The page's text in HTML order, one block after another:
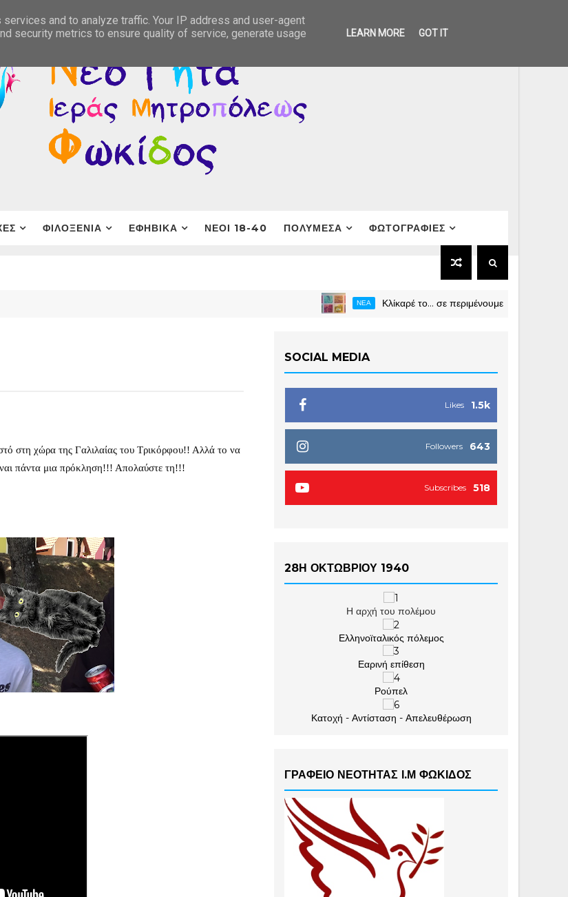
ΦΙΛΟΞΕΝΙΑ ΕΦΗΒΙΚΑ ΝΕΟΙ 18-40 ΠΟΛΥΜΕΣΑ ΦΩΤΟΓΡΑΦΙΕΣ
ΝΕΑ Κλίκαρέ το… σε περιμένουμε (Μεταφορά σε νέο
στη χώρα της Γαλιλαίας του Τρικόρφου!! Αλλά το να
πάντα μια πρόκληση!!! Απολαύστε τη!!!
SOCIAL MEDIA
1.5k
Likes
643
Followers
518
Subscribes
28Η ΟΚΤΩΒΡΙΟΥ 1940
Η αρχή του πολέμου
Ελληνοϊταλικός πόλεμος
Εαρινή επίθεση
Ρούπελ
Κατοχή - Αντίσταση - Απελευθέρωση
ΓΡΑΦΕΙΟ ΝΕΟΤΗΤΑΣ Ι.Μ ΦΩΚΙΔΟΣ
and to analyze traffic. Your IP address and user-agent
security metrics to ensure quality of service, generate usage
LEARN MORE GOT IT